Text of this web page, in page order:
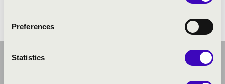
Preferences
Statistics